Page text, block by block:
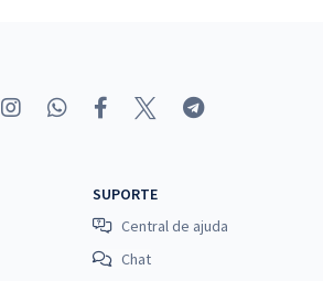
Economize R$ 117,80 (-20%)
SUPORTE
Central de ajuda
Chat